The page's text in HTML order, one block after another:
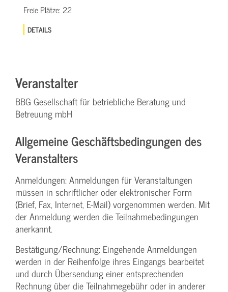
Freie Plätze:22
DETAILS
Veranstalter
BBG Gesellschaft für betriebliche Beratung und
Betreuung mbH
Allgemeine Geschäftsbedingungen des
Veranstalters
Anmeldungen: Anmeldungen für Veranstaltungen
müssen in schriftlicher oder elektronischer Form
(Brief, Fax, Internet, E-Mail) vorgenommen werden. Mit
der Anmeldung werden die Teilnahme­bedingungen
anerkannt.
Bestätigung­/Rechnung: Eingehende Anmeldungen
werden in der Reihenfolge ihres Eingangs bearbeitet
und durch Übersendung einer entsprechenden
Rechnung über die Teilnahmegebühr oder in anderer